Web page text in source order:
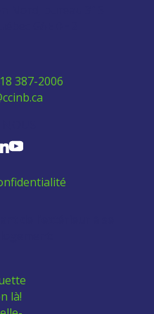
387-2006